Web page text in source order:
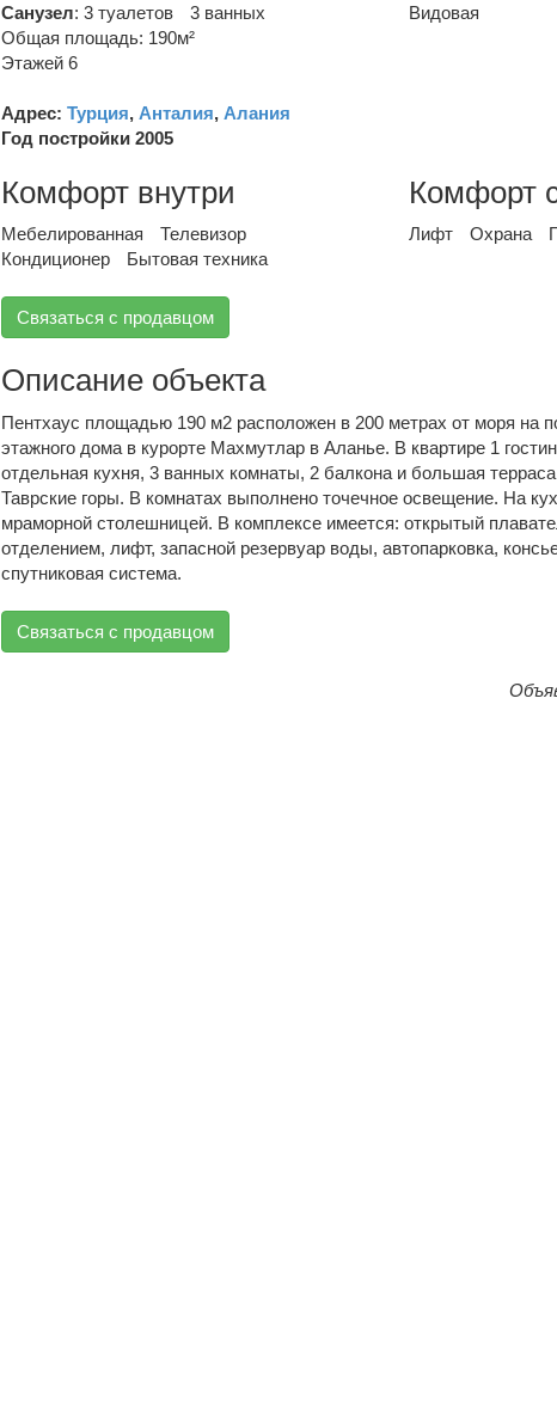
Санузел: 3 туалетов
3 ванных
Общая площадь: 190м²
Этажей 6
Адрес: Турция, Анталия, Алания
Год постройки 2005
Видовая
Комфорт внутри
Мебелированная
Телевизор
Кондиционер
Бытовая техника
Комфорт
Лифт Охрана
Связаться с продавцом
Описание объекта
Пентхаус площадью 190 м2 расположен в 200 метрах от моря на
этажного дома в курорте Махмутлар в Аланье. В квартире 1
отдельная кухня, 3 ванных комнаты, 2 балкона и большая
Таврские горы. В комнатах выполнено точечное освещение. На
мраморной столешницей. В комплексе имеется: открытый
отделением, лифт, запасной резервуар воды, автопарковка,
спутниковая система.
Связаться с продавцом